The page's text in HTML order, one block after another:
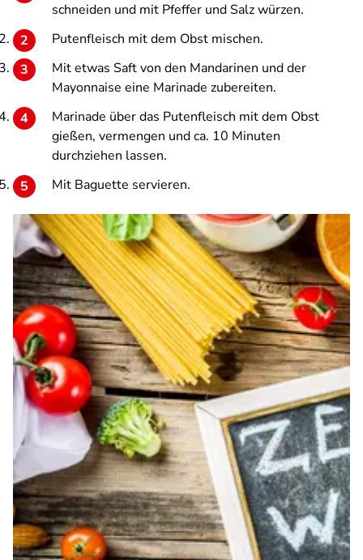
schneiden und mit Pfeffer und Salz würzen.
Putenfleisch mit dem Obst mischen.
Mit etwas Saft von den Mandarinen und der
Mayonnaise eine Marinade zubereiten.
Marinade über das Putenfleisch mit dem Obst
gießen, vermengen und ca. 10 Minuten
durchziehen lassen.
Mit Baguette servieren.